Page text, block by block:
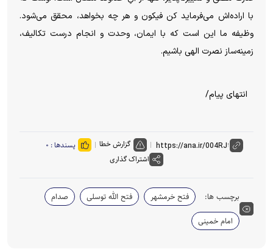
با اراده‌اش می‌فرماید کن فیکون و هر چه بخواهد، محقق می‌شود.
وظیفه ما این است که با ایمان، وحدت و انجام درست تکالیف،
زمینه‌ساز نصرت الهی باشیم.
انتهای پیام/
گزارش خطا پسندها : ۰
اشتراک گذاری
برچسب ها: فتح خرمشهر فتح الله توسلی
صدام
امام خمینی